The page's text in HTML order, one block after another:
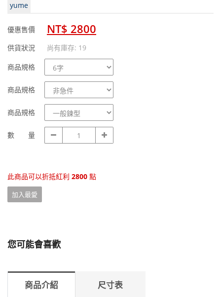
yume
優惠售價 NT$ 2800
供貨狀況 尚有庫存: 19
商品規格
商
品
規
商品規格
商
品
規
商品規格
商
品
規
數 量
數
量
此商品可以折抵紅利 2800 點
加入最愛
您可能會喜歡
商品介紹 尺寸表